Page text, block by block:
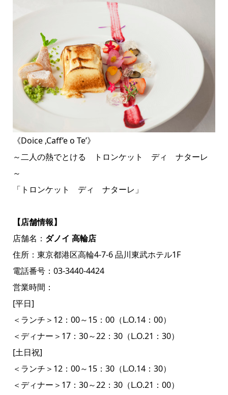
《Doice ,Caff’e o Te’》
～二人の熱でとける トロンケット ディ ナターレ
～
「トロンケット ディ ナターレ」
【店舗情報】
店舗名： ダノイ 高輪店
住所：東京都港区高輪4-7-6 品川東武ホテル1F
電話番号：03-3440-4424
営業時間：
[平日]
＜ランチ＞12：00～15：00（L.O.14：00）
＜ディナー＞17：30～22：30（L.O.21：30）
[土日祝]
＜ランチ＞12：00～15：30（L.O.14：30）
＜ディナー＞17：30～22：30（L.O.21：00）